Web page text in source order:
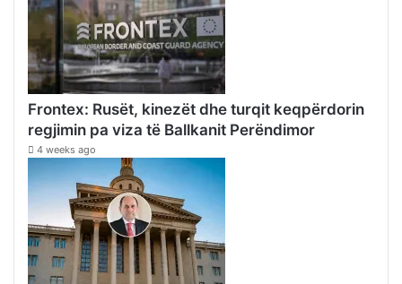
Frontex: Rusët, kinezët dhe turqit keqpërdorin
regjimin pa viza të Ballkanit Perëndimor
4 weeks ago